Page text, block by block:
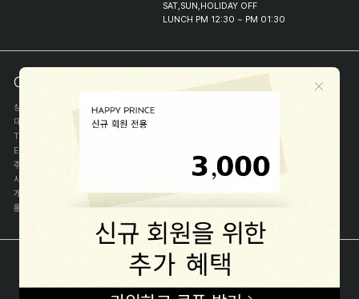
SAT,SUN,HOLIDAY OFF
LUNCH PM 12:30 ~ PM 01:30
COMPANY INFO
상호
(주)해피프린스
대표
이화진
TEL
E-MAIL
주소
사업자등록번호
개인정보관리자
이화진
통신판매신고번호
제 2018-서울종로-1384 호[사업자정보확인]
COPYRIGHT(C) (주)해피프린스 ALL RIGHT RESERVED.